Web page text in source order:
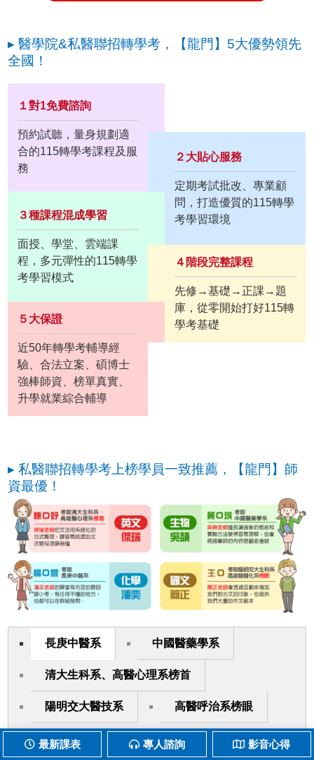
最新課表 專人諮詢 影音心得
▸ 醫學院&私醫聯招轉學考，【龍門】5大優勢領先
全國！
１對1免費諮詢
預約試聽，量身規劃適
合的115轉學考課程及服
務
２大貼心服務
定期考試批改、專業顧
問，打造優質的115轉學
考學習環境
３種課程混成學習
面授、學堂、雲端課
程，多元彈性的115轉學
考學習模式
４階段完整課程
先修→基礎→正課→題
庫，從零開始打好115轉
學考基礎
５大保證
近50年轉學考輔導經
驗、合法立案、碩博士
強棒師資、榜單真實、
升學就業綜合輔導
▸ 私醫聯招轉學考上榜學員一致推薦，【龍門】師
資最優！
長庚中醫系 中國醫藥學系
清大生科系、高醫心理系榜首
陽明交大醫技系 高醫呼治系榜眼
中山醫職治系榜首